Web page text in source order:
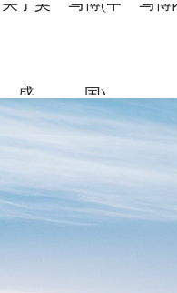
关于昊
盛
关于昊盛
打造绿色建材，
命
马博(中
国)
马博(中国)
打造绿色建材，
命
马博
马博网页
登录
打造绿色建材，
马博(中国)
打造绿色建材，
命
工程案例
合作伙伴
打造绿色建材，
命
资讯中心
打造绿色建材，
命